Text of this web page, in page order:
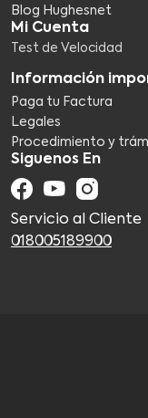
Blog Hughesnet
Mi Cuenta
Test de Velocidad
Información
Paga tu Factura
Legales
Procedimiento y
Siguenos En
Servicio al Cliente
018005189900